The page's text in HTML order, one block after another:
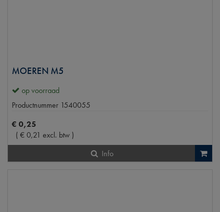
MOEREN M5
op voorraad
Productnummer 1540055
€ 0,25
( €0,21 excl. btw )
Info